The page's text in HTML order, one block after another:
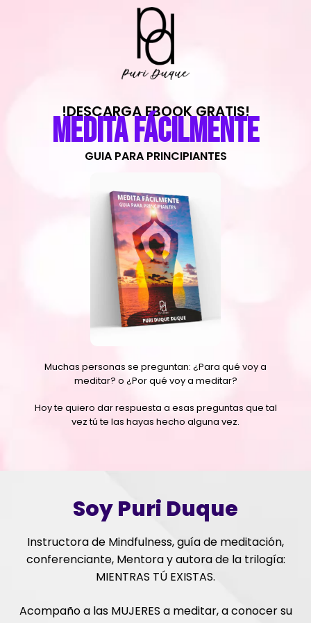
!DESCARGA EBOOK GRATIS!
MEDITA FÁCILMENTE​
GUIA PARA PRINCIPIANTES
Muchas personas se preguntan: ¿Para qué voy a
meditar? o ¿Por qué voy a meditar?
Hoy te quiero dar respuesta a esas preguntas que tal
vez tú te las hayas hecho alguna vez.
Soy Puri Duque
Instructora de Mindfulness, guía de meditación,
conferenciante, Mentora y autora de la trilogía:
MIENTRAS TÚ EXISTAS.
Acompaño a las MUJERES a meditar, a conocer su